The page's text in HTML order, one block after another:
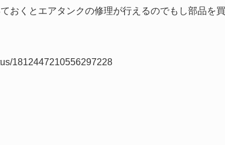
おくとエアタンクの修理が行えるのでもし部品を買
1812447210556297228